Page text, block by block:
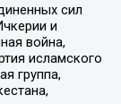
сил
и
война,
исламского
группа,